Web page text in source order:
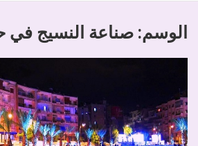
الوسم: صناعة النسيج في